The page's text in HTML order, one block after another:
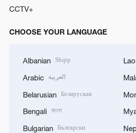
CCTV+
CHOOSE YOUR LANGUAGE
Albanian Shqip
Arabic العربية
Belarusian Беларуская
Bengali বাংলা
Bulgarian Български
Lao